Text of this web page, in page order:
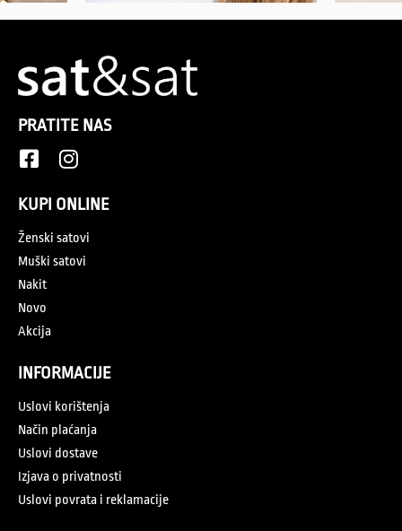
PRATITE NAS
KUPI ONLINE
Ženski satovi
Muški satovi
Nakit
Novo
Akcija
INFORMACIJE
Uslovi korištenja
Način plaćanja
Uslovi dostave
Izjava o privatnosti
Uslovi povrata i reklamacije